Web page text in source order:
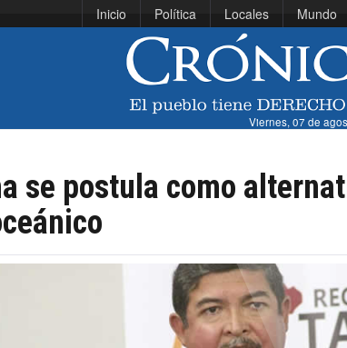
Inicio Política Locales Mundo
Viernes, 07 de
se postula como